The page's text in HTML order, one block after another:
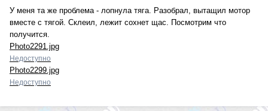
У меня та же проблема - лопнула тяга. Разобрал, вытащил мотор
вместе с тягой. Склеил, лежит сохнет щас. Посмотрим что
получится.
Photo2291.jpg
Недоступно
Photo2299.jpg
Недоступно